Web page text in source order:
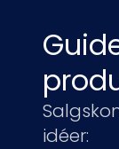
idéer: